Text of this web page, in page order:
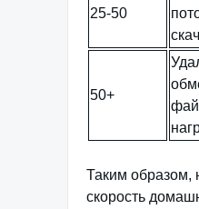
25-50
50+
Таким образом,
скорость